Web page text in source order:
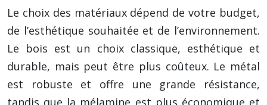
Le choix des matériaux dépend de votre budget,
de l’esthétique souhaitée et de l’environnement.
Le bois est un choix classique, esthétique et
durable, mais peut être plus coûteux. Le métal
est robuste et offre une grande résistance,
tandis que la mélamine est plus économique et